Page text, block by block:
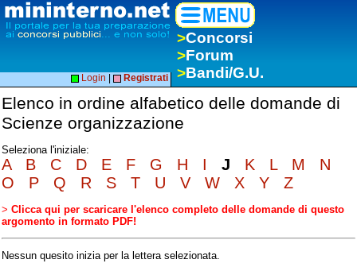
>Concorsi
>Forum
>Bandi/G.U.
Login Registrati
Elenco in ordine alfabetico delle domande di
Scienze organizzazione
Seleziona l'iniziale:
A B C D E F G H I J K L M
N
O
P Q R S T U V W X Y Z
> Clicca qui per scaricare l'elenco completo delle domande di questo
argomento in formato PDF!
Nessun quesito inizia per la lettera selezionata.